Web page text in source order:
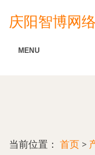
庆阳智博网
MENU
当前位置： 首页 >